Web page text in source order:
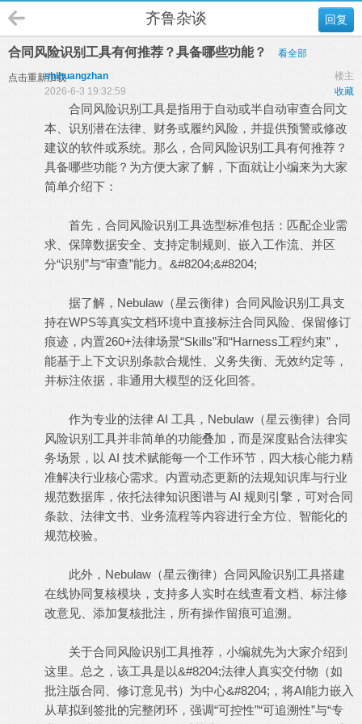
回复
齐鲁杂谈
合同风险识别工具有何推荐？具备哪些功能？ 看全部
点击重新加载 楼主
shihuangzhan
收藏
2026-6-3 19:32:59
合同风险识别工具是指用于自动或半自动审查合同文
本、识别潜在法律、财务或履约风险，并提供预警或修改
建议的软件或系统。那么， 合同风险识别工具有何推荐？
具备哪些功能？为方便大家了解，下面就让小编来为大家
简单介绍下：
首先，合同风险识别工具选型标准包括：匹配企业需
求、保障数据安全、支持定制规则、嵌入工作流、并区
分“识别”与“审查”能力。&#8204;&#8204;
据了解，Nebulaw（星云衡律）合同风险识别工具支
持在WPS等真实文档环境中直接标注合同风险、保留修订
痕迹，内置260+法律场景“Skills”和“Harness工程约束”，
能基于上下文识别条款合规性、义务失衡、无效约定等，
并标注依据，非通用大模型的泛化回答。
作为专业的法律 AI 工具，Nebulaw（星云衡律）合同
风险识别工具并非简单的功能叠加，而是深度贴合法律实
务场景，以 AI 技术赋能每一个工作环节，四大核心能力精
准解决行业核心需求。内置动态更新的法规知识库与行业
规范数据库，依托法律知识图谱与 AI 规则引擎，可对合同
条款、法律文书、业务流程等内容进行全方位、智能化的
规范校验。
此外，Nebulaw（星云衡律）合同风险识别工具搭建
在线协同复核模块，支持多人实时在线查看文档、标注修
改意见、添加复核批注，所有操作留痕可追溯。
关于合同风险识别工具推荐，小编就先为大家介绍到
这里。总之，该工具是以&#8204;法律人真实交付物（如
批注版合同、修订意见书）为中心&#8204;，将AI能力嵌入
从草拟到签批的完整闭环，强调“可控性”“可追溯性”与“专